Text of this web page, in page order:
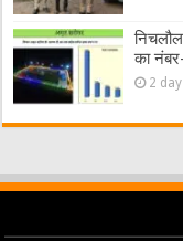
का
2